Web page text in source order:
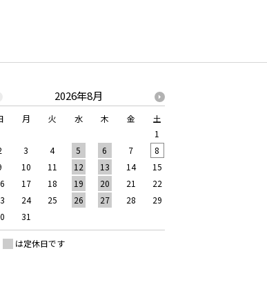
2026年8月
月 火 水 木 金
土
1
3 4 5 6 7
8
10 11 12 13 14
15
17 18 19 20 21
22
24 25 26 27 28
29
31
は定休日です